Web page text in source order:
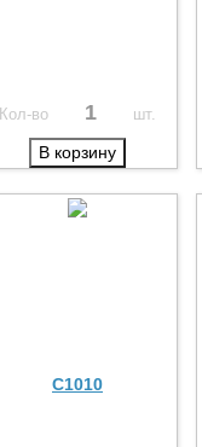
Кол-во шт.
В корзину
C1010